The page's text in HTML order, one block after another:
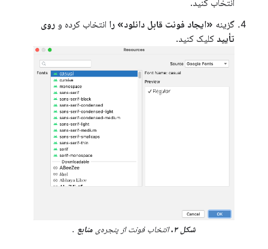
انتخاب کنید.
گزینه «ایجاد فونت قابل دانلود» را انتخاب کرده و روی
تأیید کلیک کنید.
شکل ۳. انتخاب فونت از پنجره‌ی منابع .